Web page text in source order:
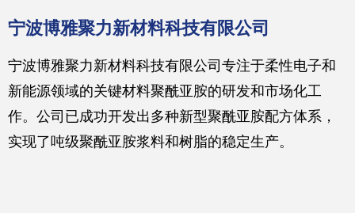
光电显示领域
PHOTOELECTRIC
DISPLAY
随随着光电显示的发展，传统透
新 能 源 汽 车 领 域
N E W E N E R G Y
V E H I C L E S
随着技术的发展，市场对新能源
宁波博雅聚力新材料科技有限公司
宁波博雅聚力新材料科技有限公司专注于柔性电子和
新能源领域的关键材料聚酰亚胺的研发和市场化工
作。公司已成功开发出多种新型聚酰亚胺配方体系，
实现了吨级聚酰亚胺浆料和树脂的稳定生产。